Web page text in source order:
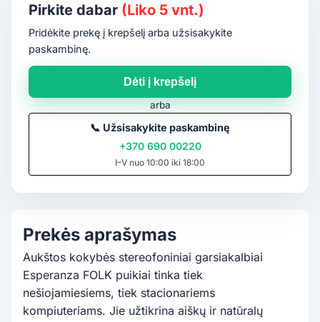
Pirkite dabar (Liko 5 vnt.)
Pridėkite prekę į krepšelį arba užsisakykite
paskambinę.
Dėti į krepšelį
arba
📞 Užsisakykite paskambinę
+370 690 00220
I–V nuo 10:00 iki 18:00
Prekės aprašymas
Aukštos kokybės stereofoniniai garsiakalbiai
Esperanza FOLK puikiai tinka tiek
nešiojamiesiems, tiek stacionariems
kompiuteriams. Jie užtikrina aiškų ir natūralų